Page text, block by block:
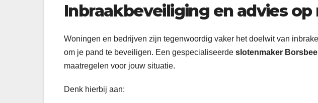
Inbraakbeveiliging en advies op
Woningen en bedrijven zijn tegenwoordig vaker het doelwit van
om je pand te beveiligen. Een gespecialiseerde slotenmaker
maatregelen voor jouw situatie.
Denk hierbij aan: